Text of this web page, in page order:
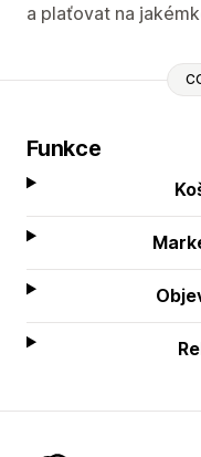
a plaťovat na
Funkce